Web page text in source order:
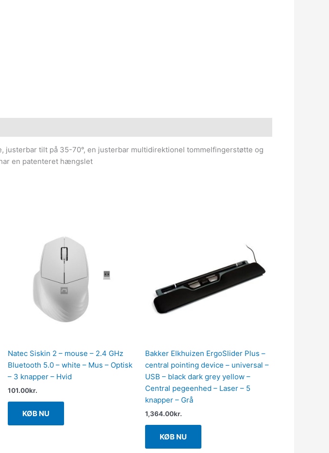
tilt på 35-70°, en justerbar multidirektionel tommelfingerstøtte og
en patenteret hængslet
Natec Siskin 2 – mouse – 2.4 GHz
Bluetooth 5.0 – white – Mus – Optisk
– 3 knapper – Hvid
101.00kr.
KØB NU
Bakker Elkhuizen ErgoSlider Plus –
central pointing device – universal –
USB – black dark grey yellow –
Central pegeenhed – Laser – 5
knapper – Grå
1,364.00kr.
KØB NU